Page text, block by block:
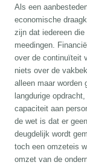
Als een
economische
zijn dat iedereen
meedingen.
over de continuïteit
niets over de
alleen maar worden
langdurige
capaciteit aan
de wet is dat er
deugdelijk wordt
toch een omzeteis
omzet van de